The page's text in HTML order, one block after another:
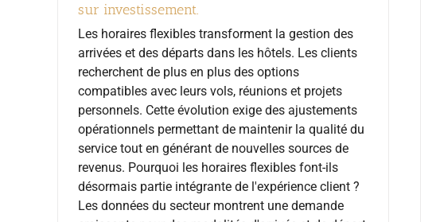
sur investissement.
Les horaires flexibles transforment la gestion des
arrivées et des départs dans les hôtels. Les clients
recherchent de plus en plus des options
compatibles avec leurs vols, réunions et projets
personnels. Cette évolution exige des ajustements
opérationnels permettant de maintenir la qualité du
service tout en générant de nouvelles sources de
revenus. Pourquoi les horaires flexibles font-ils
désormais partie intégrante de l'expérience client ?
Les données du secteur montrent une demande